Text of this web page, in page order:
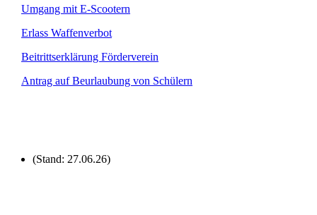
Umgang mit E-Scootern
Erlass Waffenverbot
Beitrittserklärung Förderverein
Antrag auf Beurlaubung von Schülern
(Stand: 27.06.26)